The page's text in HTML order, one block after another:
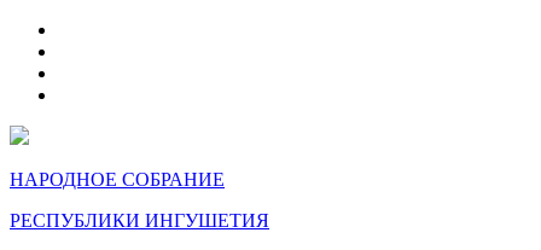
НАРОДНОЕ СОБРАНИЕ
РЕСПУБЛИКИ ИНГУШЕТИЯ